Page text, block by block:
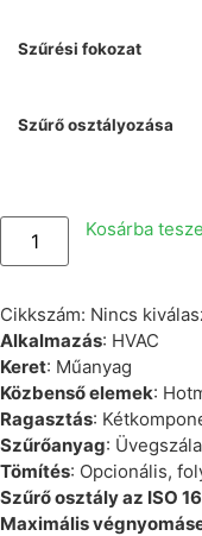
Szűrési fokozat
Szűrő osztályozása
Kosárba
Cikkszám: Nincs
Alkalmazás: HVAC
Keret: Műanyag
Közbenső elemek:
Ragasztás:
Szűrőanyag:
Tömítés: Opcionális,
Szűrő osztály az ISO
Maximális